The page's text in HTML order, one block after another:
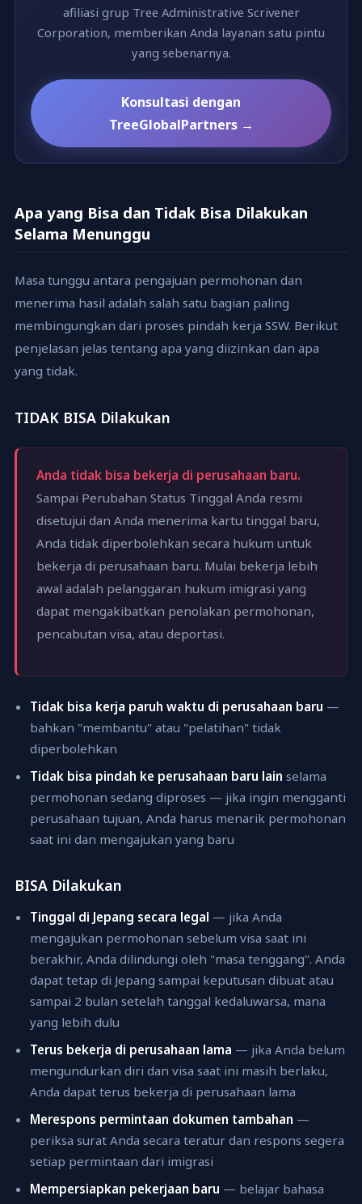
afiliasi grup Tree Administrative Scrivener
Corporation, memberikan Anda layanan satu pintu
yang sebenarnya.
Konsultasi dengan
TreeGlobalPartners →
Apa yang Bisa dan Tidak Bisa Dilakukan
Selama Menunggu
Masa tunggu antara pengajuan permohonan dan
menerima hasil adalah salah satu bagian paling
membingungkan dari proses pindah kerja SSW. Berikut
penjelasan jelas tentang apa yang diizinkan dan apa
yang tidak.
TIDAK BISA Dilakukan
Anda tidak bisa bekerja di perusahaan baru.
Sampai Perubahan Status Tinggal Anda resmi
disetujui dan Anda menerima kartu tinggal baru,
Anda tidak diperbolehkan secara hukum untuk
bekerja di perusahaan baru. Mulai bekerja lebih
awal adalah pelanggaran hukum imigrasi yang
dapat mengakibatkan penolakan permohonan,
pencabutan visa, atau deportasi.
Tidak bisa kerja paruh waktu di perusahaan baru —
bahkan "membantu" atau "pelatihan" tidak
diperbolehkan
Tidak bisa pindah ke perusahaan baru lain selama
permohonan sedang diproses — jika ingin mengganti
perusahaan tujuan, Anda harus menarik permohonan
saat ini dan mengajukan yang baru
BISA Dilakukan
Tinggal di Jepang secara legal — jika Anda
mengajukan permohonan sebelum visa saat ini
berakhir, Anda dilindungi oleh "masa tenggang". Anda
dapat tetap di Jepang sampai keputusan dibuat atau
sampai 2 bulan setelah tanggal kedaluwarsa, mana
yang lebih dulu
Terus bekerja di perusahaan lama — jika Anda belum
mengundurkan diri dan visa saat ini masih berlaku,
Anda dapat terus bekerja di perusahaan lama
Merespons permintaan dokumen tambahan —
periksa surat Anda secara teratur dan respons segera
setiap permintaan dari imigrasi
Mempersiapkan pekerjaan baru — belajar bahasa